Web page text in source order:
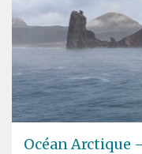
Océan Arctique